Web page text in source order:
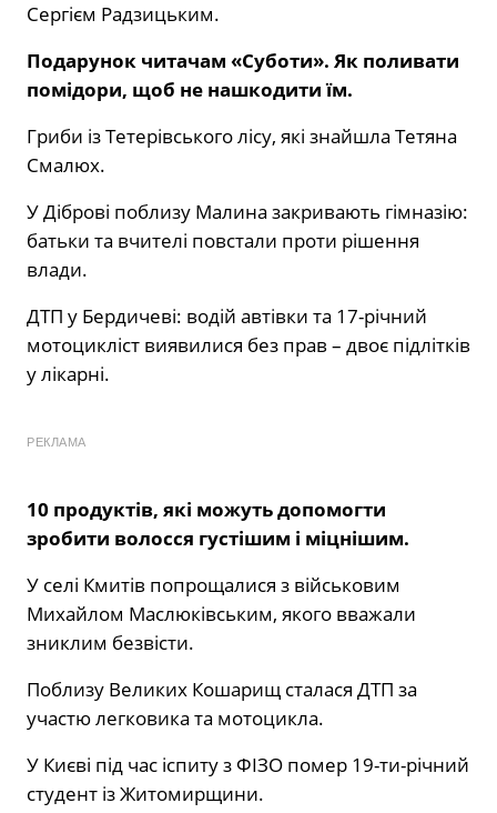
Сергієм Радзицьким.
Подарунок читачам «Суботи». Як поливати
помідори, щоб не нашкодити їм.
Гриби із Тетерівського лісу, які знайшла Тетяна
Смалюх.
У Діброві поблизу Малина закривають гімназію:
батьки та вчителі повстали проти рішення
влади.
ДТП у Бердичеві: водій автівки та 17-річний
мотоцикліст виявилися без прав – двоє підлітків
у лікарні.
РЕКЛАМА
10 продуктів, які можуть допомогти
зробити волосся густішим і міцнішим.
У селі Кмитів попрощалися з військовим
Михайлом Маслюківським, якого вважали
зниклим безвісти.
Поблизу Великих Кошарищ сталася ДТП за
участю легковика та мотоцикла.
У Києві під час іспиту з ФІЗО помер 19-ти-річний
студент із Житомирщини.